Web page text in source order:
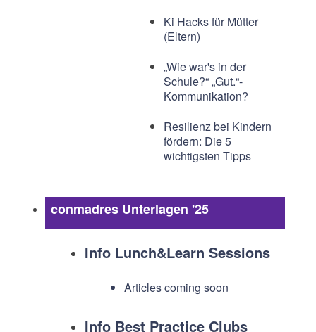
Ki Hacks für Mütter
(Eltern)
„Wie war's in der
Schule?“ „Gut.“-
Kommunikation?
Resilienz bei Kindern
fördern: Die 5
wichtigsten Tipps
conmadres Unterlagen '25
Info Lunch&Learn Sessions
Articles coming soon
Info Best Practice Clubs